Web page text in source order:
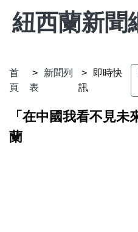
紐西蘭新聞
首
頁
新聞列
表
即時快
訊
「在中國我看不見
蘭